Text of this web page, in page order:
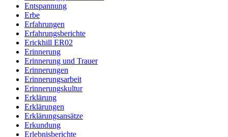
Entspannung
Erbe
Erfahrungen
Erfahrungsberichte
Erickhill ER02
Erinnerung
Erinnerung und Trauer
Erinnerungen
Erinnerungsarbeit
Erinnerungskultur
Erklärung
Erklärungen
Erklärungsansätze
Erkundung
Erlebnisberichte